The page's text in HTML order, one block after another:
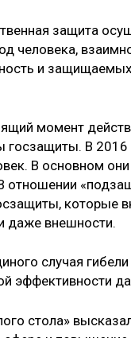
защита
человека,
и
момент
госзащиты. В 2016
В основном
которые
даже внешности.
случая
эффективности
стола»